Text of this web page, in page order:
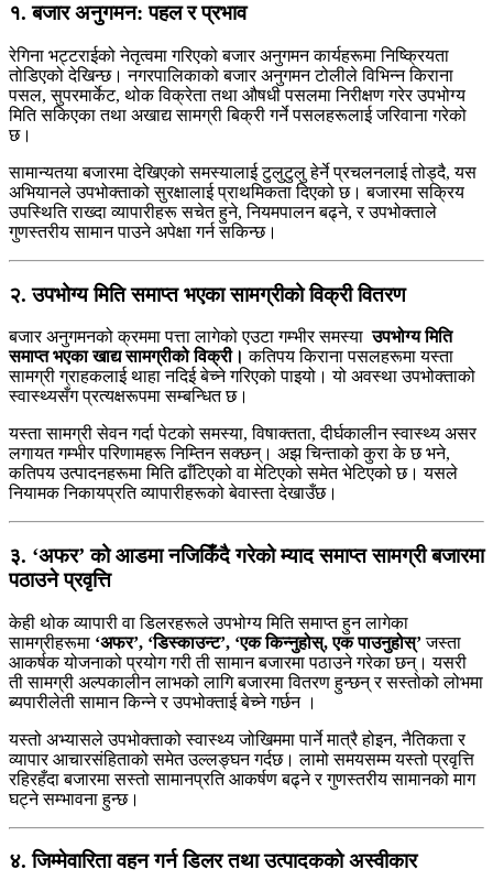
१. बजार अनुगमन: पहल र प्रभाव
रेगिना भट्टराईको नेतृत्वमा गरिएको बजार अनुगमन कार्यहरूमा निष्क्रियता
तोडिएको देखिन्छ। नगरपालिकाको बजार अनुगमन टोलीले विभिन्न किराना
पसल, सुपरमार्केट, थोक विक्रेता तथा औषधी पसलमा निरीक्षण गरेर उपभोग्य
मिति सकिएका तथा अखाद्य सामग्री बिक्री गर्ने पसलहरूलाई जरिवाना गरेको
छ।
सामान्यतया बजारमा देखिएको समस्यालाई टुलुटुलु हेर्ने प्रचलनलाई तोड्दै, यस
अभियानले उपभोक्ताको सुरक्षालाई प्राथमिकता दिएको छ। बजारमा सक्रिय
उपस्थिति राख्दा व्यापारीहरू सचेत हुने, नियमपालन बढ्ने, र उपभोक्ताले
गुणस्तरीय सामान पाउने अपेक्षा गर्न सकिन्छ।
२. उपभोग्य मिति समाप्त भएका सामग्रीको विक्री वितरण
बजार अनुगमनको क्रममा पत्ता लागेको एउटा गम्भीर समस्याउपभोग्य मिति
समाप्त भएका खाद्य सामग्रीको विक्री। कतिपय किराना पसलहरूमा यस्ता
सामग्री ग्राहकलाई थाहा नदिई बेच्ने गरिएको पाइयो। यो अवस्था उपभोक्ताको
स्वास्थ्यसँग प्रत्यक्षरूपमा सम्बन्धित छ।
यस्ता सामग्री सेवन गर्दा पेटको समस्या, विषाक्तता, दीर्घकालीन स्वास्थ्य असर
लगायत गम्भीर परिणामहरू निम्तिन सक्छन्। अझ चिन्ताको कुरा के छ भने,
कतिपय उत्पादनहरूमा मिति ढाँटिएको वा मेटिएको समेत भेटिएको छ। यसले
नियामक निकायप्रति व्यापारीहरूको बेवास्ता देखाउँछ।
३. ‘अफर’ को आडमा नजिकिँदै गरेको म्याद समाप्त सामग्री बजारमा
पठाउने प्रवृत्ति
केही थोक व्यापारी वा डिलरहरूले उपभोग्य मिति समाप्त हुन लागेका
सामग्रीहरूमा ‘अफर’, ‘डिस्काउन्ट’, ‘एक किन्नुहोस्, एक पाउनुहोस्’जस्ता
आकर्षक योजनाको प्रयोग गरी ती सामान बजारमा पठाउने गरेका छन्। यसरी
ती सामग्री अल्पकालीन लाभको लागि बजारमा वितरण हुन्छन् र सस्तोको लोभमा
ब्यपारीलेती सामान किन्ने र उपभोक्ताई बेच्ने गर्छन ।
यस्तो अभ्यासले उपभोक्ताको स्वास्थ्य जोखिममा पार्ने मात्रै होइन, नैतिकता र
व्यापार आचारसंहिताको समेत उल्लङ्घन गर्दछ। लामो समयसम्म यस्तो प्रवृत्ति
रहिरहँदा बजारमा सस्तो सामानप्रति आकर्षण बढ्ने र गुणस्तरीय सामानको माग
घट्ने सम्भावना हुन्छ।
४. जिम्मेवारिता वहन गर्न डिलर तथा उत्पादकको अस्वीकार